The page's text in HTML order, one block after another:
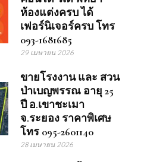
ห้องแต่งครบ ได้
เฟอร์นิเจอร์ครบ โทร
093-1681685
29 เมษายน 2026
ขายโรงงาน และ สวน
ป่าเบญพรรณ อายุ 25
ปี อ.เขาชะเมา
จ.ระยอง ราคาพิเศษ
โทร 095-2601140
28 เมษายน 2026